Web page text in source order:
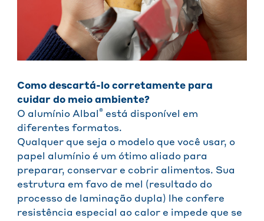
Como descartá-lo corretamente para
cuidar do meio ambiente?
O alumínio Albal ® está disponível em
diferentes formatos.
Qualquer que seja o modelo que você usar, o
papel alumínio é um ótimo aliado para
preparar, conservar e cobrir alimentos. Sua
estrutura em favo de mel (resultado do
processo de laminação dupla) lhe confere
resistência especial ao calor e impede que se